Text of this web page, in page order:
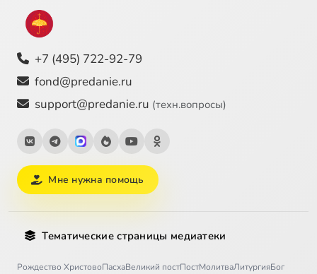
+7 (495) 722-92-79
fond@predanie.ru
support@predanie.ru (техн.вопросы)
Мне нужна помощь
Тематические страницы медиатеки
Рождество ХристовоПасхаВеликий постПостМолитваЛитургияБог